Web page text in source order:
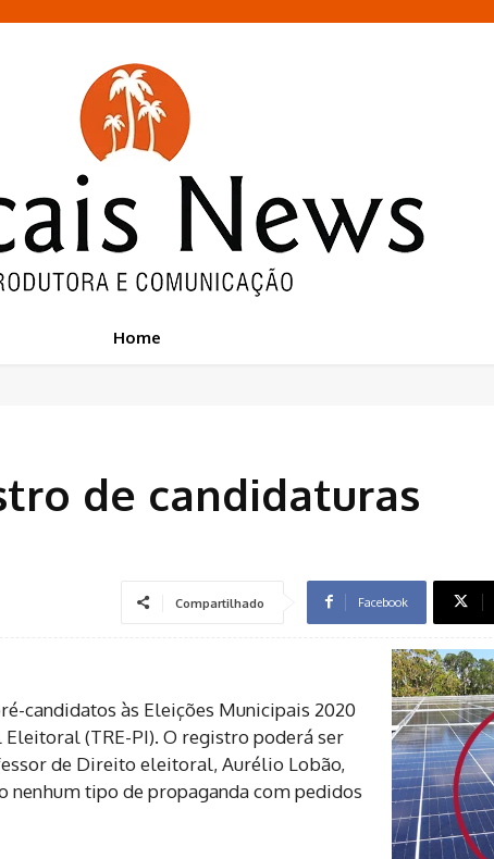
Home
de candidaturas
Compartilhado Facebook
candidatos às Eleições Municipais 2020
(TRE-PI). O registro poderá ser
de Direito eleitoral, Aurélio Lobão,
nenhum tipo de propaganda com pedidos